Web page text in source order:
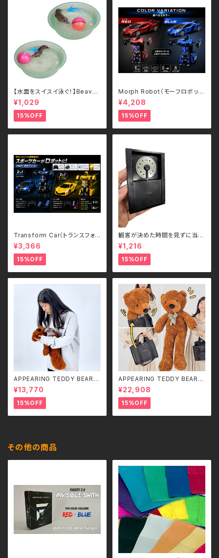
【水面をスイスイ泳ぐ！】Beave
r's Ball 電動ビーバーボール
犬・猫用 ペットトイ
¥1,029
15%OFF
Morph Robot（モーフロボッ
ト）｜ボタンひとつで瞬間変形！
スポーツカー＆ロボット 2WAY
ラジコン（2.4GHz・USB充電
式）
¥4,208
15%OFF
Transform Car（トランスフォ
ームカー）｜ボタンひとつで瞬間
変形！スポーツカー＆ロボット 2
WAYラジコン（2.4GHz・USB充
電式）
¥3,366
15%OFF
観客が決めた時間を見ずに当て
る - Guess the Time
¥1,216
15%OFF
APPEARING TEDDY BEAR
（SMALL）
¥13,770
15%OFF
APPEARING TEDDY BEAR
（MEDIUM）
¥22,908
15%OFF
その他の商品